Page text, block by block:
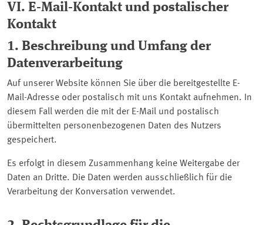
VI. E-Mail-Kontakt und postalischer
Kontakt
1. Beschreibung und Umfang der
Datenverarbeitung
Auf unserer Website können Sie über die bereitgestellte E-
Mail-Adresse oder postalisch mit uns Kontakt aufnehmen. In
diesem Fall werden die mit der E-Mail und postalisch
übermittelten personenbezogenen Daten des Nutzers
gespeichert.
Es erfolgt in diesem Zusammenhang keine Weitergabe der
Daten an Dritte. Die Daten werden ausschließlich für die
Verarbeitung der Konversation verwendet.